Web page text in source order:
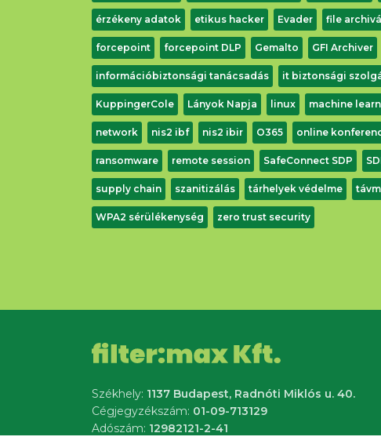
érzékeny adatok etikus hacker Evader file
forcepoint forcepoint DLP Gemalto GFI Archiver
információbiztonsági tanácsadás it biztonsági
KuppingerCole Lányok Napja linux machine
network nis2 ibf nis2 ibir O365 online
ransomware remote session SafeConnect SDP
supply chain szanitizálás tárhelyek védelme
WPA2 sérülékenység zero trust security
Székhely: 1137 Budapest, Radnóti Miklós u. 40.
Cégjegyzékszám: 01-09-713129
Adószám: 12982121-2-41